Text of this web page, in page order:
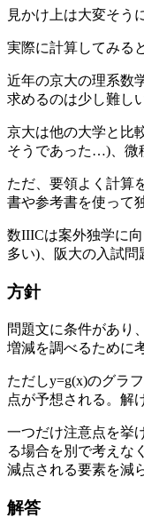
見かけ上は大変そう
実際に計算してみる
近年の京大の理系数
求めるのは少し難し
京大は他の大学と比
そうであった…)、微
ただ、要領よく計算
書や参考書を使って
数IIICは案外独学に
多い)、阪大の入試問
方針
問題文に条件があり
増減を調べるために
ただしy=g(x)のグラ
点が予想される。解
一つだけ注意点を挙
る場合を別で考えな
減点される要素を減
解答